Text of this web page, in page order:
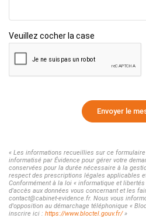
Veuillez cocher la case
Envoyer le
« Les informations recueillies sur ce
informatisé par Évidence pour gérer votre
conservées pour la durée nécessaire à la
respect des prescriptions légales applicables
Conformément à la loi « informatique et
d'accès aux données vous concernant et les
contact@cabinet-evidence.fr. Nous vous
d'opposition au démarchage téléphonique «
inscrire ici : https://www.bloctel.gouv.fr/»